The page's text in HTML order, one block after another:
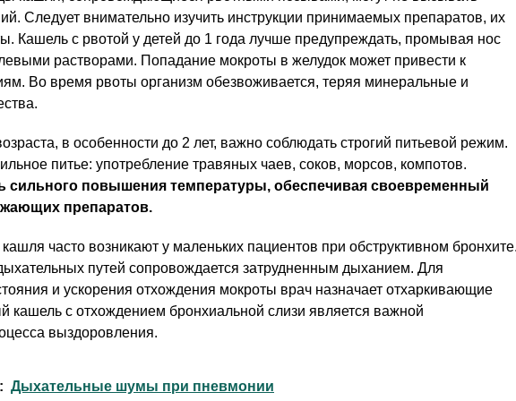
Следует внимательно изучить инструкции принимаемых препаратов, их
Кашель с рвотой у детей до 1 года лучше предупреждать, промывая нос
растворами. Попадание мокроты в желудок может привести к
Во время рвоты организм обезвоживается, теряя минеральные и
в особенности до 2 лет, важно соблюдать строгий питьевой режим.
питье: употребление травяных чаев, соков, морсов, компотов.
сильного повышения температуры, обеспечивая своевременный
препаратов.
часто возникают у маленьких пациентов при обструктивном
путей сопровождается затрудненным дыханием. Для
и ускорения отхождения мокроты врач назначает отхаркивающие
кашель с отхождением бронхиальной слизи является важной
выздоровления.
Дыхательные шумы при пневмонии